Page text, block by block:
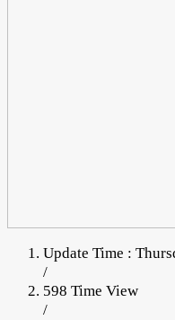
Update Time :
/
598 Time View
/